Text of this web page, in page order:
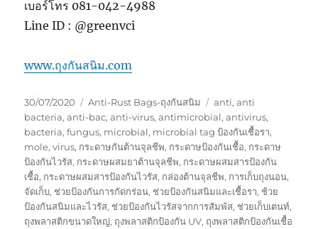
เบอร์โทร 081-042-4988
Line ID : @greenvci
www.ถุงกันสนิม.com
Posted
on
30/07/2020 Categories
Anti-Rust Bags-ถุงกันสนิม Tags
anti,anti
bacteria,anti-bac,anti-virus,antimicrobial,antivirus,
bacteria,fungus, microbial, microbial tag ป้องกันเชื้อรา,
mole,virus, กระดาษกันต้านจุลชีพ, กระดาษป้องกันเชื้อ, กระดาษ
ป้องกันไวรัส, กระดาษผสมยาต้านจุลชีพ, กระดาษผสมสารป้องกัน
เชื้อ, กระดาษผสมสารป้องกันไวรัส, กล่องต้านจุลชีพ, การเก็บถุงนอน,
จัดเก็บ, ช่วยป้องกันการกัดกร่อน, ช่วยป้องกันสนิมและเชื้อรา, ช้วย
ป้องกันสนิมและไวรัส, ช่วยป้องกันไวรัสจากการสัมพัส, ช่วยเก็บเตนท์,
ถุงพลาสติกขนาดใหญ่, ถุงพลาสติกป้องกัน UV, ถุงพลาสติกป้องกันเชื้อ